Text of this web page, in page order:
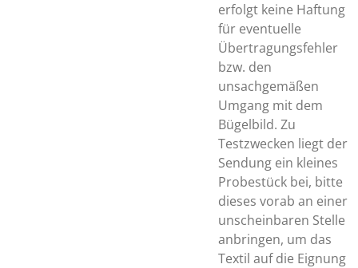
erfolgt keine Haftung
für eventuelle
Übertragungsfehler
bzw. den
unsachgemäßen
Umgang mit dem
Bügelbild. Zu
Testzwecken liegt der
Sendung ein kleines
Probestück bei, bitte
dieses vorab an einer
unscheinbaren Stelle
anbringen, um das
Textil auf die Eignung